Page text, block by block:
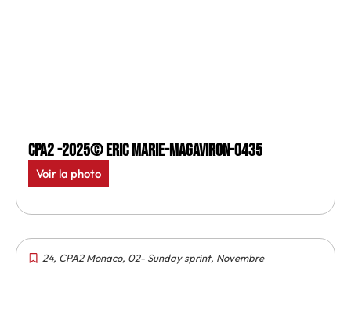
CPA2 -2025© Eric Marie-MagAviron-0435
Voir la photo
24, CPA2 Monaco, 02- Sunday sprint, Novembre